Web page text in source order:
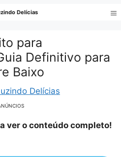
Delícias
para
Definitivo para
Baixo
Delícias
ver o conteúdo completo!